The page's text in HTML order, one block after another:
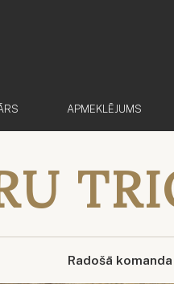
APMEKLĒJUMS
Radošā komanda